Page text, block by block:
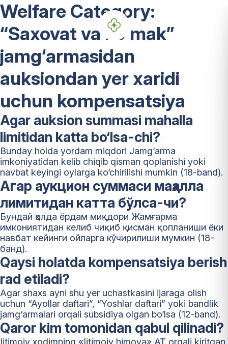
Welfare Category:
“Saxovat va koʻmak”
jamg‘armasidan
auksiondan yer xaridi
uchun kompensatsiya
Agar auksion summasi mahalla
limitidan katta bo‘lsa-chi?
Bunday holda yordam miqdori Jamg‘arma
imkoniyatidan kelib chiqib qisman qoplanishi yoki
navbat keyingi oylarga ko‘chirilishi mumkin (18-band).
Агар аукцион суммаси маҳалла
лимитидан катта бўлса-чи?
Бундай ҳолда ёрдам миқдори Жамғарма
имкониятидан келиб чиқиб қисман қопланиши ёки
навбат кейинги ойларга кўчирилиши мумкин (18-
банд).
Qaysi holatda kompensatsiya berish
rad etiladi?
Agar shaxs ayni shu yer uchastkasini ijaraga olish
uchun “Ayollar daftari”, “Yoshlar daftari” yoki bandlik
jamg‘armalari orqali subsidiya olgan bo‘lsa (12-band).
Qaror kim tomonidan qabul qilinadi?
Ijtimoiy xodimning «Ijtimoiy himoya» AT orqali kiritgan